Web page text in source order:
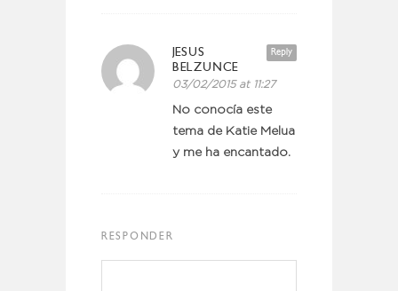
Reply
JESUS
BELZUNCE
03/02/2015 at 11:27
No conocía este
tema de Katie Melua
y me ha encantado.
RESPONDER